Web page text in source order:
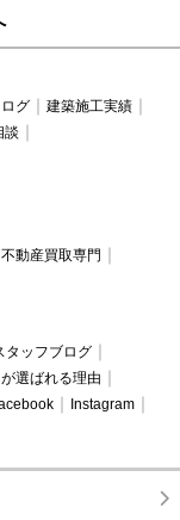
グ
建築施工実績
談
不動産買取専門
タッフブログ
選ばれる理由
Instagram